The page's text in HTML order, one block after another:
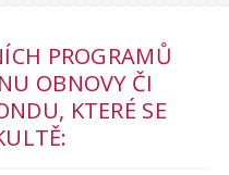
PROGRAMŮ
OBNOVY ČI
KTERÉ SE